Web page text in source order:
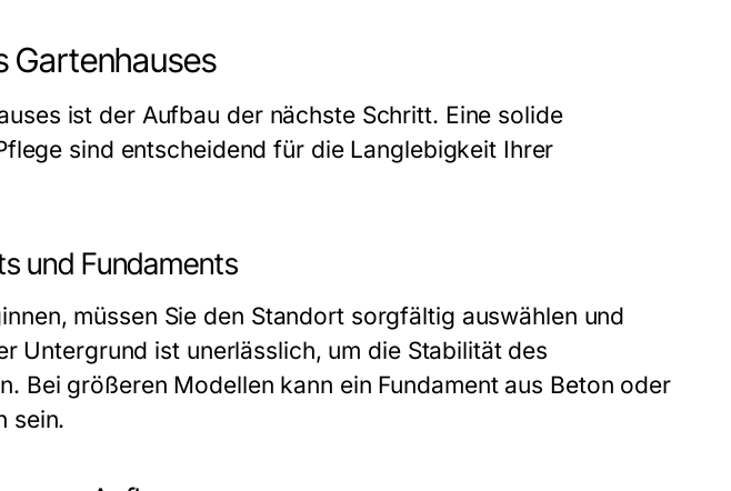
Gartenhauses
ist der Aufbau der nächste Schritt. Eine solide
sind entscheidend für die Langlebigkeit Ihrer
und Fundaments
müssen Sie den Standort sorgfältig auswählen und
Untergrund ist unerlässlich, um die Stabilität des
Bei größeren Modellen kann ein Fundament aus Beton oder
sein.